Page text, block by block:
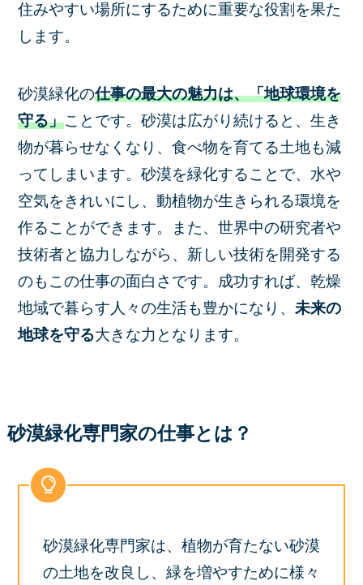
住みやすい場所にするために重要な役割を果た
します。
砂漠緑化の仕事の最大の魅力は、「地球環境を
守る」ことです。砂漠は広がり続けると、生き
物が暮らせなくなり、食べ物を育てる土地も減
ってしまいます。砂漠を緑化することで、水や
空気をきれいにし、動植物が生きられる環境を
作ることができます。また、世界中の研究者や
技術者と協力しながら、新しい技術を開発する
のもこの仕事の面白さです。成功すれば、乾燥
地域で暮らす人々の生活も豊かになり、 未来の
地球を守る大きな力となります。
砂漠緑化専門家の仕事とは？
砂漠緑化専門家は、植物が育たない砂漠
の土地を改良し、緑を増やすために様々